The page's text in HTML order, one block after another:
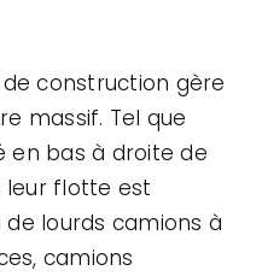
construction gère
massif. Tel que
en bas à droite de
flotte est
lourds camions à
camions